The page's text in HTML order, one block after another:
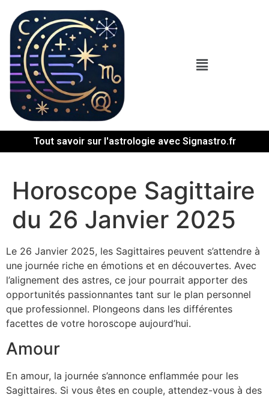
Tout savoir sur l'astrologie avec Signastro.fr
Horoscope Sagittaire
du 26 Janvier 2025
Le 26 Janvier 2025, les Sagittaires peuvent s’attendre à
une journée riche en émotions et en découvertes. Avec
l’alignement des astres, ce jour pourrait apporter des
opportunités passionnantes tant sur le plan personnel
que professionnel. Plongeons dans les différentes
facettes de votre horoscope aujourd’hui.
Amour
En amour, la journée s’annonce enflammée pour les
Sagittaires. Si vous êtes en couple, attendez-vous à des